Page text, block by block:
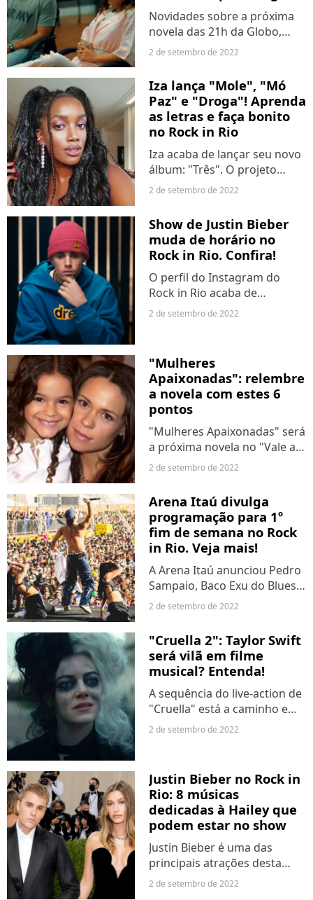
Novidades sobre a próxima
novela das 21h da Globo,
"Travessia", estão sendo
aproximamos da sua estreia.
O folhetim de Gloria Perez
abordará a questão dos...
2 de setembro de 2022
Iza lança "Mole", "Mó
Paz" e "Droga"! Aprenda
as letras e faça bonito
no Rock in Rio
Iza acaba de lançar seu novo
álbum: "Três". O projeto
conta com as novas faixas,
além das já conhecidas pelo
público "Gueto", "Sem Filtro"
e "Fé". "Esse...
2 de setembro de 2022
Show de Justin Bieber
muda de horário no
Rock in Rio. Confira!
O perfil do Instagram do
Rock in Rio acaba de
anunciar uma mudança nos
Quest, Iza, Demi Lovato e
Justin Bieber como as
principais...
2 de setembro de 2022
"Mulheres
Apaixonadas": relembre
a novela com estes 6
pontos
"Mulheres Apaixonadas" será
a próxima novela no "Vale a
Pena Ver de Novo",
sucesso "A Favorita". Com
Bruna Marquezine,
Christiane Torloni, Tony
Ramos e Susana...
2 de setembro de 2022
Arena Itaú divulga
programação para 1º
fim de semana no Rock
in Rio. Veja mais!
A Arena Itaú anunciou Pedro
Sampaio, Baco Exu do Blues,
João Gomes e muitas outras
para o primeiro final de
semana do Rock in Rio. Nesta
sexta-feira (2),...
2 de setembro de 2022
"Cruella 2": Taylor Swift
será vilã em filme
musical? Entenda!
A sequência do live-action de
"Cruella" está a caminho e
poderá ser ainda mais
da Disney promete ser
fenomenal e algumas...
2 de setembro de 2022
Justin Bieber no Rock in
Rio: 8 músicas
dedicadas à Hailey que
podem estar no show
Justin Bieber é uma das
principais atrações desta
edição do Rock in Rio. O
2 de setembro de 2022